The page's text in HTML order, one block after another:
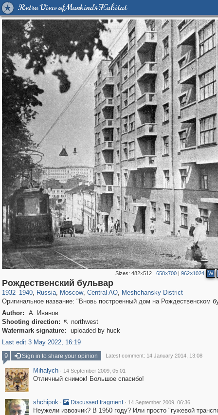
Retro View of Mankind's Habitat
Sizes:482×512 |658×700 |962×1024 W
Рождественский бульвар
1932–1940, Russia
1,407,704 29,262
, Moscow
319,968 8,295
, Central AO
160,055 5,920
, Meshchansky District
Оригинальное название: "Вновь построенный дом на Рождественском
Author:
А. Иванов
Shooting direction:  northwest
Watermark signature:
uploaded by huck
Last edit 3 May 2022, 16:19
9
Sign in to share your opinion Latest comment: 14 January 2014, 13:08
Mihalych · 14 September 2009, 05:01
Отличный снимок! Большое спасибо!
shchipok · Discussed fragment · 14 September 2009, 06:36
Неужели извозчик? В 1950 году? Или просто "гужевой